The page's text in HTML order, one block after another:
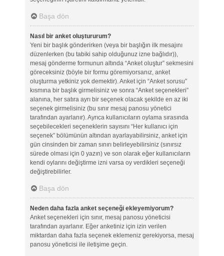
Başa dön
Nasıl bir anket oluştururum?
Yeni bir başlık gönderirken (veya bir başlığın ilk mesajını
düzenlerken (bu tabiki sahip olduğunuz izne bağlıdır)),
mesaj gönderme formunun altında “Anket oluştur” sekmesini
göreceksiniz (böyle bir formu göremiyorsanız, anket
oluşturma yetkiniz yok demektir). Anket için “Anket sorusu”
kısmına bir başlık girmelisiniz ve sonra “Anket seçenekleri”
alanına, her satıra ayrı bir seçenek olacak şekilde en az iki
seçenek girmelisiniz (bu sınır mesaj panosu yönetici
tarafından ayarlanır). Ayrıca kullanıcıların oylama sırasında
seçebilecekleri seçeneklerin sayısını “Her kullanıcı için
seçenek” bölümünün altından ayarlayabilirsiniz, anket için
gün cinsinden bir zaman sınırı belirleyebilirsiniz (sınırsız
sürede olması için 0 yazın) ve son olarak eğer kullanıcıların
kendi oylarını değiştirme izni varsa oy verdikleri seçeneği
değiştirebilirler.
Başa dön
Neden daha fazla anket seçeneği ekleyemiyorum?
Anket seçenekleri için sınır, mesaj panosu yöneticisi
tarafından ayarlanır. Eğer anketiniz için izin verilen
miktardan daha fazla seçenek eklemeniz gerekiyorsa, mesaj
panosu yöneticisi ile iletişime geçin.